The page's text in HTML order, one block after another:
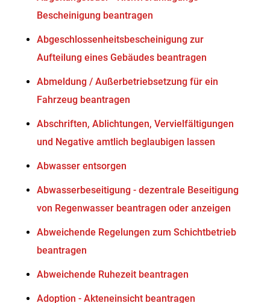
Bescheinigung beantragen
Abgeschlossenheitsbescheinigung zur
Aufteilung eines Gebäudes beantragen
Abmeldung / Außerbetriebsetzung für ein
Fahrzeug beantragen
Abschriften, Ablichtungen, Vervielfältigungen
und Negative amtlich beglaubigen lassen
Abwasser entsorgen
Abwasserbeseitigung - dezentrale Beseitigung
von Regenwasser beantragen oder anzeigen
Abweichende Regelungen zum Schichtbetrieb
beantragen
Abweichende Ruhezeit beantragen
Adoption - Akteneinsicht beantragen